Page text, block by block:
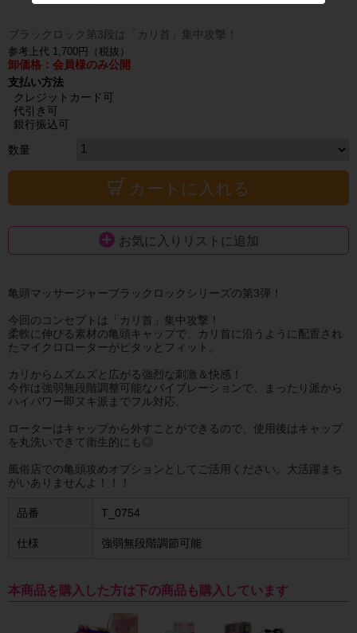
ブラックロック第3段は「カリ首」集中攻撃！
参考上代 1,700円（税抜）
卸価格：会員様のみ公開
支払い方法
クレジットカード可
代引き可
銀行振込可
数量
カートに入れる
お気に入りリストに追加
亀頭マッサージャーブラックロックシリーズの第3弾！
今回のコンセプトは「カリ首」集中攻撃！
柔軟に伸びる素材の亀頭キャップで、カリ首に沿うように配置され
たマイクロローターがピタッとフィット。
カリからムズムズと広がる強烈な刺激＆快感！
今作は強弱無段階調整可能なバイブレーションで、まったり派から
ハイパワー即ヌキ派までフル対応。
ローターはキャップから外すことができるので、使用後はキャップ
を丸洗いできて衛生的にも◎
風俗店での亀頭攻めオプションとしてご活用ください。大活躍まち
がいありませんよ！！！
品番 T_0754
仕様 強弱無段階調節可能
本商品を購入した方は下の商品も購入しています